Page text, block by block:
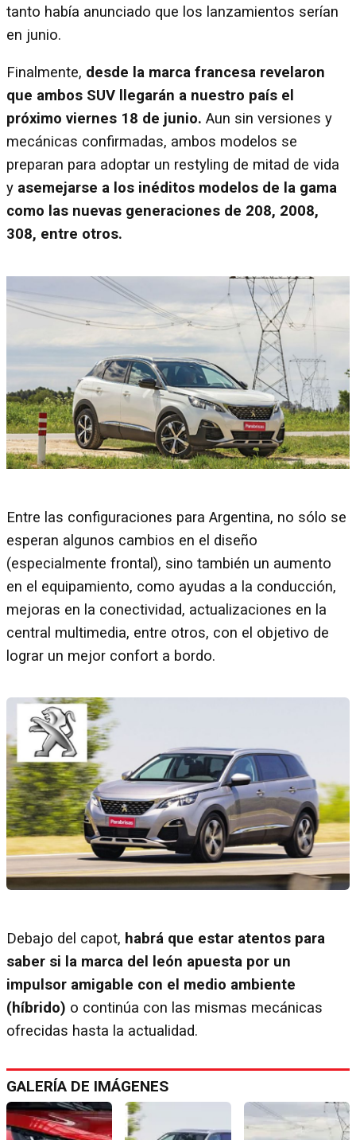
tanto había anunciado que los lanzamientos serían
en junio.
Finalmente, desde la marca francesa revelaron
que ambos SUV llegarán a nuestro país el
próximo viernes 18 de junio. Aun sin versiones y
mecánicas confirmadas, ambos modelos se
preparan para adoptar un restyling de mitad de vida
y asemejarse a los inéditos modelos de la gama
como las nuevas generaciones de 208, 2008,
308, entre otros.
Entre las configuraciones para Argentina, no sólo se
esperan algunos cambios en el diseño
(especialmente frontal), sino también un aumento
en el equipamiento, como ayudas a la conducción,
mejoras en la conectividad, actualizaciones en la
central multimedia, entre otros, con el objetivo de
lograr un mejor confort a bordo.
Debajo del capot, habrá que estar atentos para
saber si la marca del león apuesta por un
impulsor amigable con el medio ambiente
(híbrido) o continúa con las mismas mecánicas
ofrecidas hasta la actualidad.
GALERÍA DE IMÁGENES